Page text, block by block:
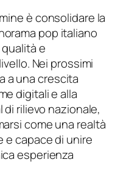
è consolidare la
pop italiano
e
Nei prossimi
a una crescita
digitali e alla
rilievo nazionale,
come una realtà
e capace di unire
esperienza